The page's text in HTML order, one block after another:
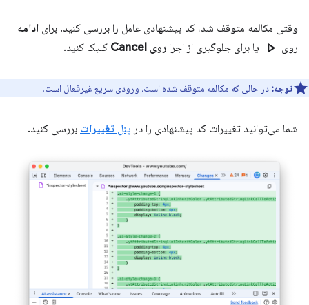
وقتی مکالمه متوقف شد، کد پیشنهادی عامل را بررسی کنید. برای ادامه
روی play_arrow یا برای جلوگیری از اجرا روی Cancel کلیک کنید.
توجه: در حالی که مکالمه متوقف شده است، ورودی سریع غیرفعال است.
شما می‌توانید تغییرات کد پیشنهادی را در پنل تغییرات بررسی کنید.